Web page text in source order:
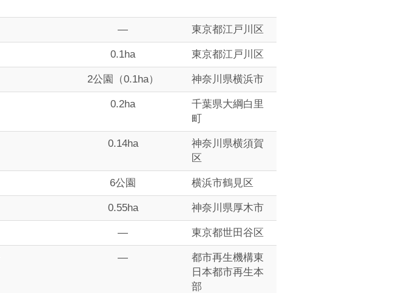
― 東京都江戸川区
0.1ha 東京都江戸川区
2公園（0.1ha） 神奈川県横浜市
0.2ha
千葉県大綱白里
町
0.14ha
神奈川県横須賀
区
6公園 横浜市鶴見区
0.55ha 神奈川県厚木市
― 東京都世田谷区
―
都市再生機構東
日本都市再生本
部